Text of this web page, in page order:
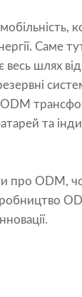
Саме
шлях від
та
про ODM,